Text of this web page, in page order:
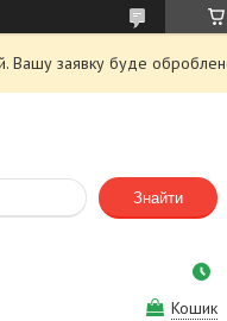
Вашу заявку буде
Знайти
Кошик